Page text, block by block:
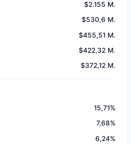
$2.155 M.
$530,6 M.
$455,51 M.
$422,32 M.
$372,12 M.
15,71%
7,68%
6,24%